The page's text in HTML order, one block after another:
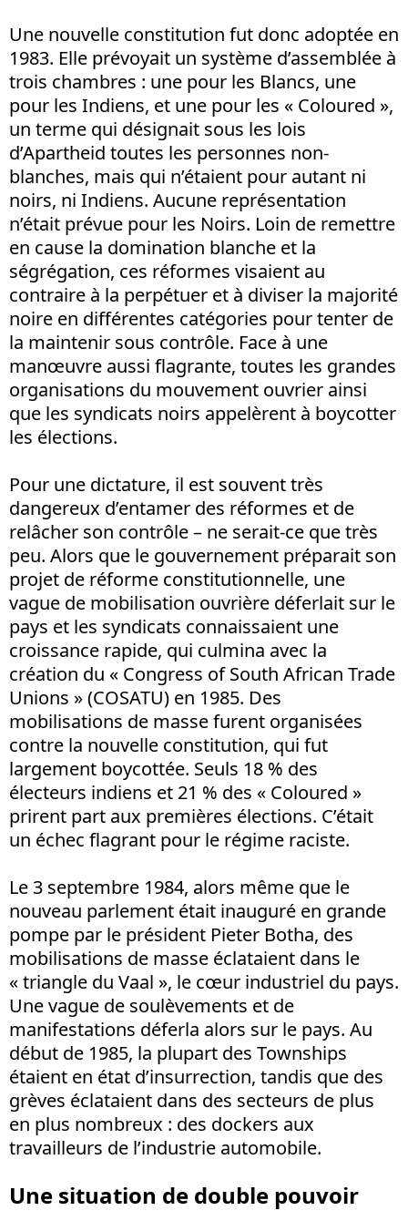
Une nouvelle constitution fut donc adoptée en
1983. Elle prévoyait un système d’assemblée à
trois chambres : une pour les Blancs, une
pour les Indiens, et une pour les « Coloured »,
un terme qui désignait sous les lois
d’Apartheid toutes les personnes non-
blanches, mais qui n’étaient pour autant ni
noirs, ni Indiens. Aucune représentation
n’était prévue pour les Noirs. Loin de remettre
en cause la domination blanche et la
ségrégation, ces réformes visaient au
contraire à la perpétuer et à diviser la majorité
noire en différentes catégories pour tenter de
la maintenir sous contrôle. Face à une
manœuvre aussi flagrante, toutes les grandes
organisations du mouvement ouvrier ainsi
que les syndicats noirs appelèrent à boycotter
les élections.
Pour une dictature, il est souvent très
dangereux d’entamer des réformes et de
relâcher son contrôle – ne serait-ce que très
peu. Alors que le gouvernement préparait son
projet de réforme constitutionnelle, une
vague de mobilisation ouvrière déferlait sur le
pays et les syndicats connaissaient une
croissance rapide, qui culmina avec la
création du « Congress of South African Trade
Unions » (COSATU) en 1985. Des
mobilisations de masse furent organisées
contre la nouvelle constitution, qui fut
largement boycottée. Seuls 18 % des
électeurs indiens et 21 % des « Coloured »
prirent part aux premières élections. C’était
un échec flagrant pour le régime raciste.
Le 3 septembre 1984, alors même que le
nouveau parlement était inauguré en grande
pompe par le président Pieter Botha, des
mobilisations de masse éclataient dans le
« triangle du Vaal », le cœur industriel du pays.
Une vague de soulèvements et de
manifestations déferla alors sur le pays. Au
début de 1985, la plupart des Townships
étaient en état d’insurrection, tandis que des
grèves éclataient dans des secteurs de plus
en plus nombreux : des dockers aux
travailleurs de l’industrie automobile.
Une situation de double pouvoir